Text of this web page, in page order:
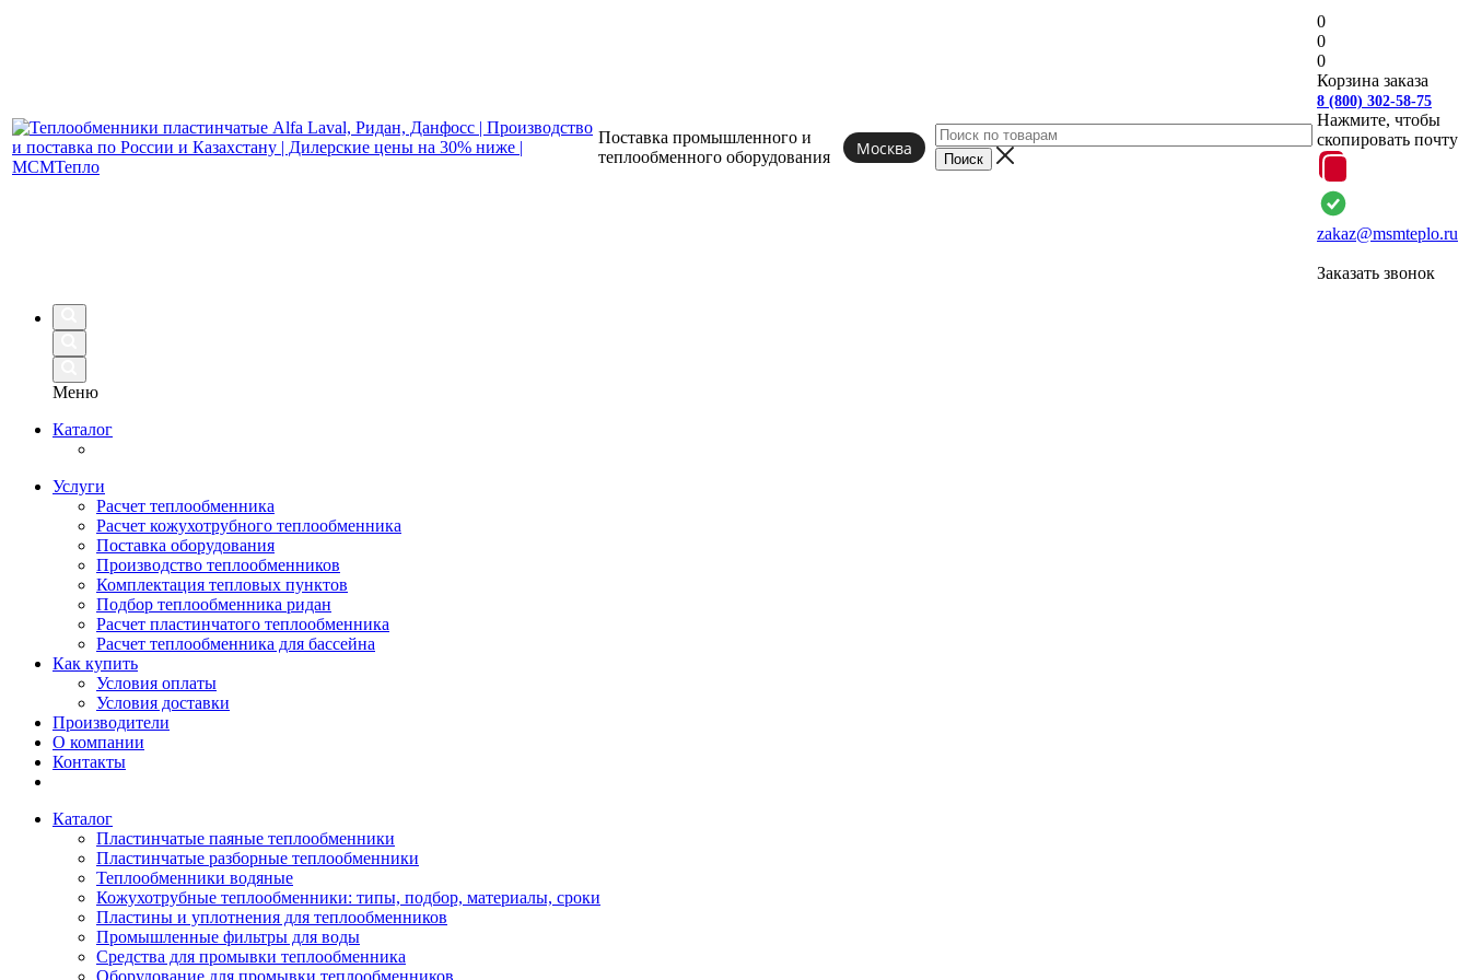
Поставка промышленного и
теплообменного оборудования Москва
0
0
0
Корзина заказа
8 (800) 302-58-75
Нажмите, чтобы
скопировать почту
zakaz@msmteplo.ru
Заказать звонок
Меню
Каталог
Услуги
Расчет теплообменника
Расчет кожухотрубного теплообменника
Поставка оборудования
Производство теплообменников
Комплектация тепловых пунктов
Подбор теплообменника ридан
Расчет пластинчатого теплообменника
Расчет теплообменника для бассейна
Как купить
Условия оплаты
Условия доставки
Производители
О компании
Контакты
Каталог
Пластинчатые паяные теплообменники
Пластинчатые разборные теплообменники
Теплообменники водяные
Кожухотрубные теплообменники: типы, подбор, материалы, сроки
Пластины и уплотнения для теплообменников
Промышленные фильтры для воды
Средства для промывки теплообменника
Оборудование для промывки теплообменников